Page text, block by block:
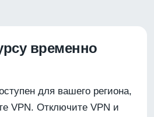
временно
для вашего региона,
VPN. Отключите VPN и